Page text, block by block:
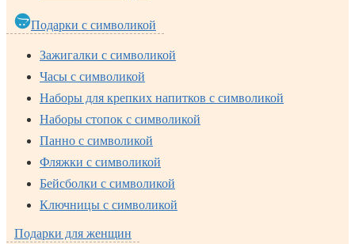
Подарки с символикой
Зажигалки с символикой
Часы с символикой
Наборы для крепких напитков с символикой
Наборы стопок с символикой
Панно с символикой
Фляжки с символикой
Бейсболки с символикой
Ключницы с символикой
Подарки для женщин